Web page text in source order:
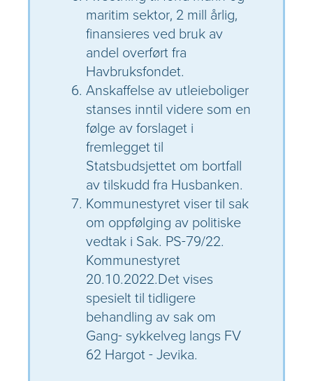
maritim sektor, 2 mill årlig,
finansieres ved bruk av
andel overført fra
Havbruksfondet.
Anskaffelse av utleieboliger
stanses inntil videre som en
følge av forslaget i
fremlegget til
Statsbudsjettet om bortfall
av tilskudd fra Husbanken.
Kommunestyret viser til sak
om oppfølging av politiske
vedtak i Sak. PS-79/22.
Kommunestyret
20.10.2022.Det vises
spesielt til tidligere
behandling av sak om
Gang- sykkelveg langs FV
62 Hargot - Jevika.